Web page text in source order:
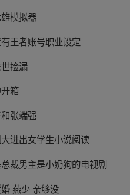
模拟器
王者账号职业设定
捡漏
箱
张端强
进出女学生小说阅读
裁男主是小奶狗的电视剧
燕少 亲够没